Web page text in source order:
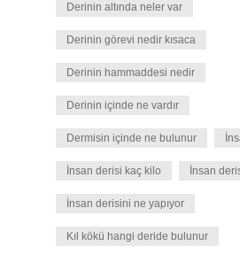
Derinin altında neler var
Derinin görevi nedir kısaca
Derinin hammaddesi nedir
Derinin içinde ne vardır
Dermisin içinde ne bulunur
İnsan derisi kaç kilo İnsan
İnsan derisini ne yapıyor
Kıl kökü hangi deride bulunur